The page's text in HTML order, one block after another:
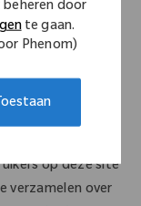
beheren door
te gaan.
Phenom)
op deze
cookies of
deze
op deze site
verzamelen over